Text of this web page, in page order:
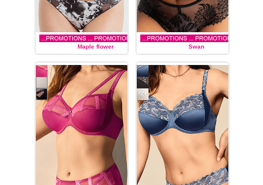
Maple flower
LOUISA BRACQ
Swan
LOUISA BRACQ